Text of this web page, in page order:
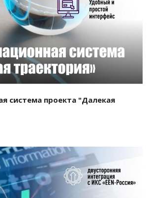
Смотреть проект
система проекта "Далекая